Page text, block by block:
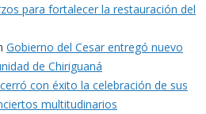
para fortalecer la restauración del
Gobierno del Cesar entregó nuevo
de Chiriguaná
con éxito la celebración de sus
multitudinarios